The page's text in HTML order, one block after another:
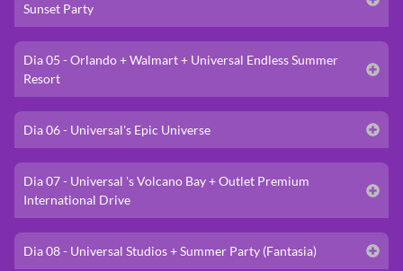
Sunset Party
Dia 05 - Orlando + Walmart + Universal Endless Summer
Resort
Dia 06 - Universal's Epic Universe
Dia 07 - Universal 's Volcano Bay + Outlet Premium
International Drive
Dia 08 - Universal Studios + Summer Party (Fantasia)